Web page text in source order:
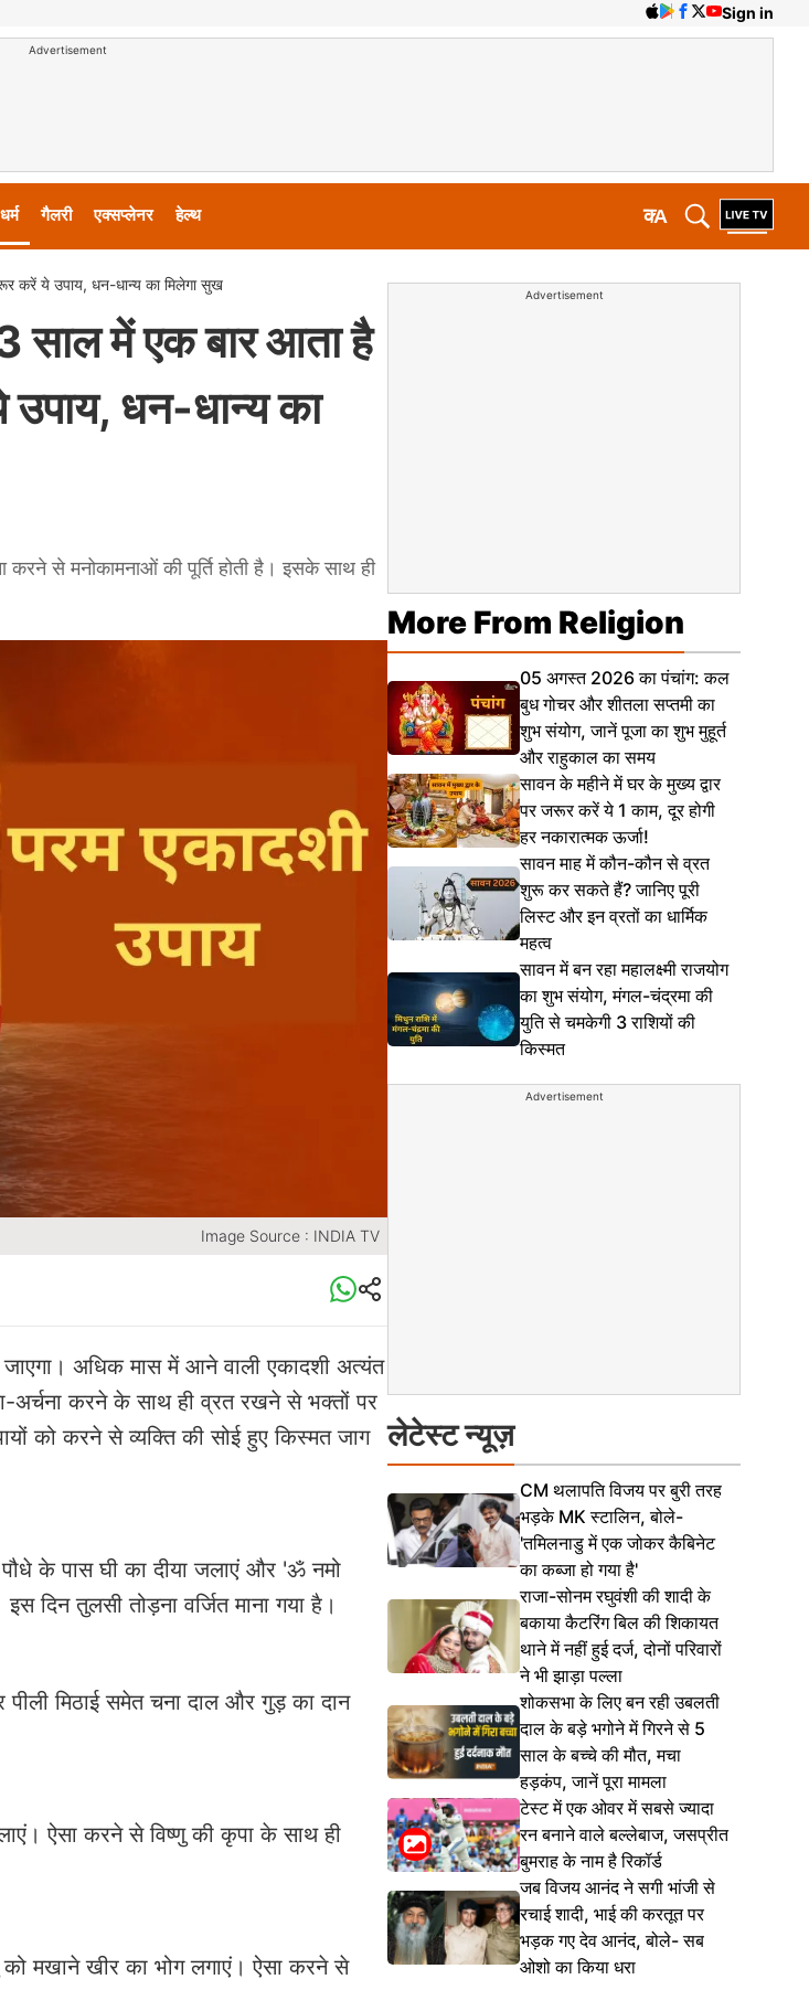
Sign in
Advertisement
धर्म गैलरी एक्सप्लेनर हेल्थ A
क
करें ये उपाय, धन-धान्य का मिलेगा सुख
में एक बार आता है
धन-धान्य का
से मनोकामनाओं की पूर्ति होती है। इसके साथ ही
Image Source : INDIA TV
अधिक मास में आने वाली एकादशी अत्यंत
अर्चना करने के साथ ही व्रत रखने से भक्तों पर
को करने से व्यक्ति की सोई हुए किस्मत जाग
के पास घी का दीया जलाएं और 'ॐ नमो
दिन तुलसी तोड़ना वर्जित माना गया है।
मिठाई समेत चना दाल और गुड़ का दान
ऐसा करने से विष्णु की कृपा के साथ ही
को मखाने खीर का भोग लगाएं। ऐसा करने से
Advertisement
More From Religion
05 अगस्त 2026 का पंचांग: कल
बुध गोचर और शीतला सप्तमी का
शुभ संयोग, जानें पूजा का शुभ मुहूर्त
और राहुकाल का समय
सावन के महीने में घर के मुख्य द्वार
पर जरूर करें ये 1 काम, दूर होगी
हर नकारात्मक ऊर्जा!
सावन माह में कौन-कौन से व्रत
शुरू कर सकते हैं? जानिए पूरी
लिस्ट और इन व्रतों का धार्मिक
महत्व
सावन में बन रहा महालक्ष्मी राजयोग
का शुभ संयोग, मंगल-चंद्रमा की
युति से चमकेगी 3 राशियों की
किस्मत
Advertisement
लेटेस्ट न्यूज़
CM थलापति विजय पर बुरी तरह
भड़के MK स्टालिन, बोले-
'तमिलनाडु में एक जोकर कैबिनेट
का कब्जा हो गया है'
राजा-सोनम रघुवंशी की शादी के
बकाया कैटरिंग बिल की शिकायत
थाने में नहीं हुई दर्ज, दोनों परिवारों
ने भी झाड़ा पल्ला
शोकसभा के लिए बन रही उबलती
दाल के बड़े भगोने में गिरने से 5
साल के बच्चे की मौत, मचा
हड़कंप, जानें पूरा मामला
टेस्ट में एक ओवर में सबसे ज्यादा
रन बनाने वाले बल्लेबाज, जसप्रीत
बुमराह के नाम है रिकॉर्ड
जब विजय आनंद ने सगी भांजी से
रचाई शादी, भाई की करतूत पर
भड़क गए देव आनंद, बोले- सब
ओशो का किया धरा